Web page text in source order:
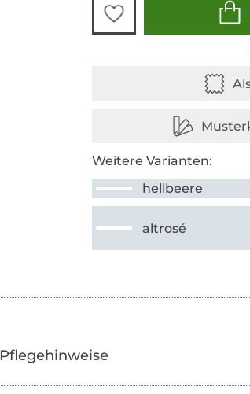
Weitere Varianten:
hellbeere
altrosé
Pflegehinweise